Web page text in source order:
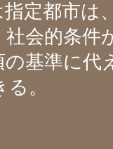
定都市は
社会的条
基準に代
。